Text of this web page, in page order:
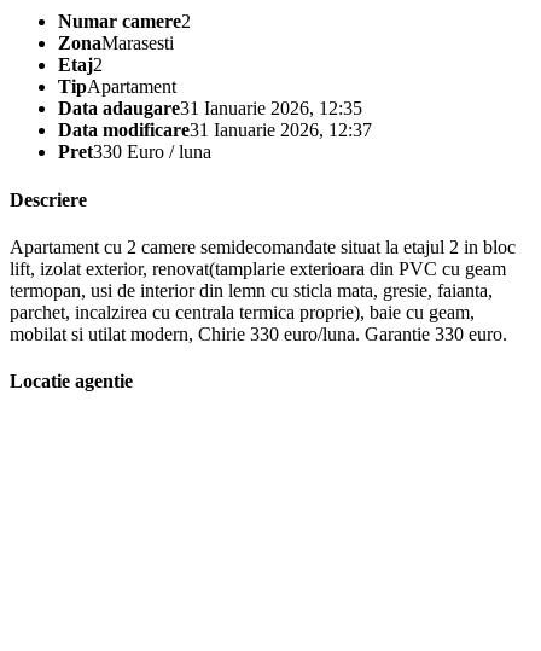
Numar camere2
ZonaMarasesti
Etaj2
TipApartament
Data adaugare31 Ianuarie 2026, 12:35
Data modificare31 Ianuarie 2026, 12:37
Pret330 Euro / luna
Descriere
Apartament cu 2 camere semidecomandate situat la etajul 2 in bloc
lift, izolat exterior, renovat(tamplarie exterioara din PVC cu geam
termopan, usi de interior din lemn cu sticla mata, gresie, faianta,
parchet, incalzirea cu centrala termica proprie), baie cu geam,
mobilat si utilat modern, Chirie 330 euro/luna. Garantie 330 euro.
Locatie agentie